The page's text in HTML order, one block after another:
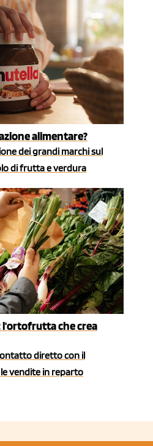
alimentare?
dei grandi marchi sul
di frutta e verdura
l'ortofrutta che crea
diretto con il
vendite in reparto